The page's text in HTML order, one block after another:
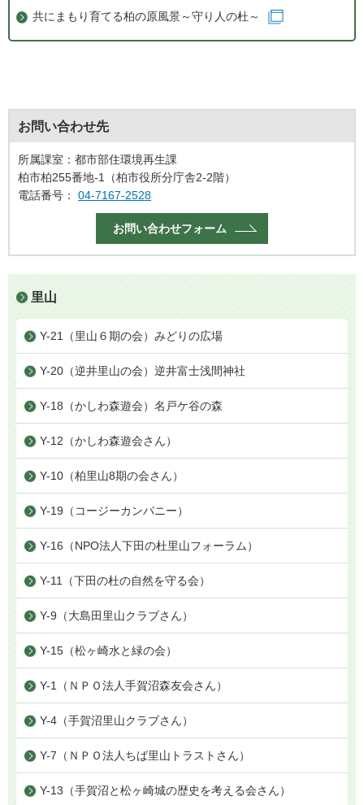
共にまもり育てる柏の原風景～守り人の杜～
お問い合わせ先
所属課室：都市部住環境再生課
柏市柏255番地-1（柏市役所分庁舎2-2階）
電話番号：
04-7167-2528
お問い合わせフォーム
里山
Y-21（里山６期の会）みどりの広場
Y-20（逆井里山の会）逆井富士浅間神社
Y-18（かしわ森遊会）名戸ケ谷の森
Y-12（かしわ森遊会さん）
Y-10（柏里山8期の会さん）
Y-19（コージーカンパニー）
Y-16（NPO法人下田の杜里山フォーラム）
Y-11（下田の杜の自然を守る会）
Y-9（大島田里山クラブさん）
Y-15（松ヶ崎水と緑の会）
Y-1（ＮＰＯ法人手賀沼森友会さん）
Y-4（手賀沼里山クラブさん）
Y-7（ＮＰＯ法人ちば里山トラストさん）
Y-13（手賀沼と松ヶ崎城の歴史を考える会さん）